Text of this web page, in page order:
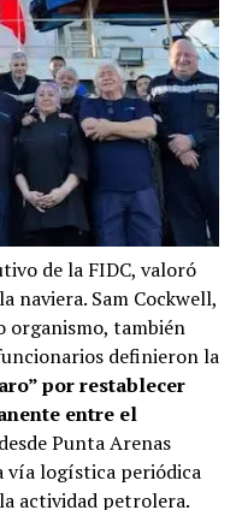
de la FIDC, valoró
naviera. Sam Cockwell,
organismo, también
definieron la
por restablecer
entre el
Punta Arenas
vía logística periódica
actividad petrolera.